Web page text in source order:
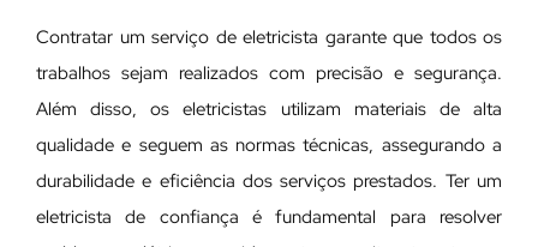
Contratar um serviço de eletricista garante que todos os
trabalhos sejam realizados com precisão e segurança.
Além disso, os eletricistas utilizam materiais de alta
qualidade e seguem as normas técnicas, assegurando a
durabilidade e eficiência dos serviços prestados. Ter um
eletricista de confiança é fundamental para resolver